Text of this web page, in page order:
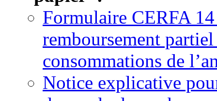
Formulaire CERFA
remboursement
consommations de
Notice explicative